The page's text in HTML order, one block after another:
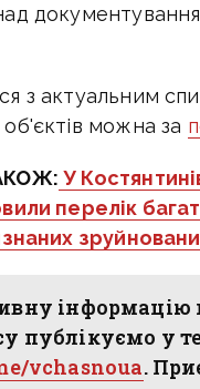
з актуальним
можна за
У
перелік
інформацію
публікуємо у
vchasnoua.